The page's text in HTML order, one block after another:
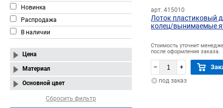
Новинка
Распродажа
В наличии
Цена
Материал
Основной цвет
Сбросить фильтр
арт. 415010
Лоток пластиковый
колец/вынимаемые
Стоимость уточнит
после оформления заказа.
– +
под заказ